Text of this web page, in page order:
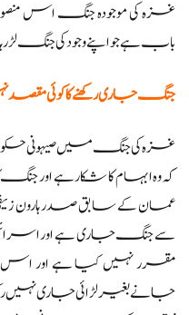
غزہ کی موجودہ جنگ اس
باب ہے جو اپنے وجود کی جنگ لڑ
جنگ جاری رکھنے کا کوئی مقصد
غزہ کی جنگ میں صیہونی حکومت
کہ وہ ابہام کا شکار ہے اور
سے جنگ جاری ہے اور
مقرر نہیں کیا ہے اور
جانے بغیر لڑائی جاری نہیں